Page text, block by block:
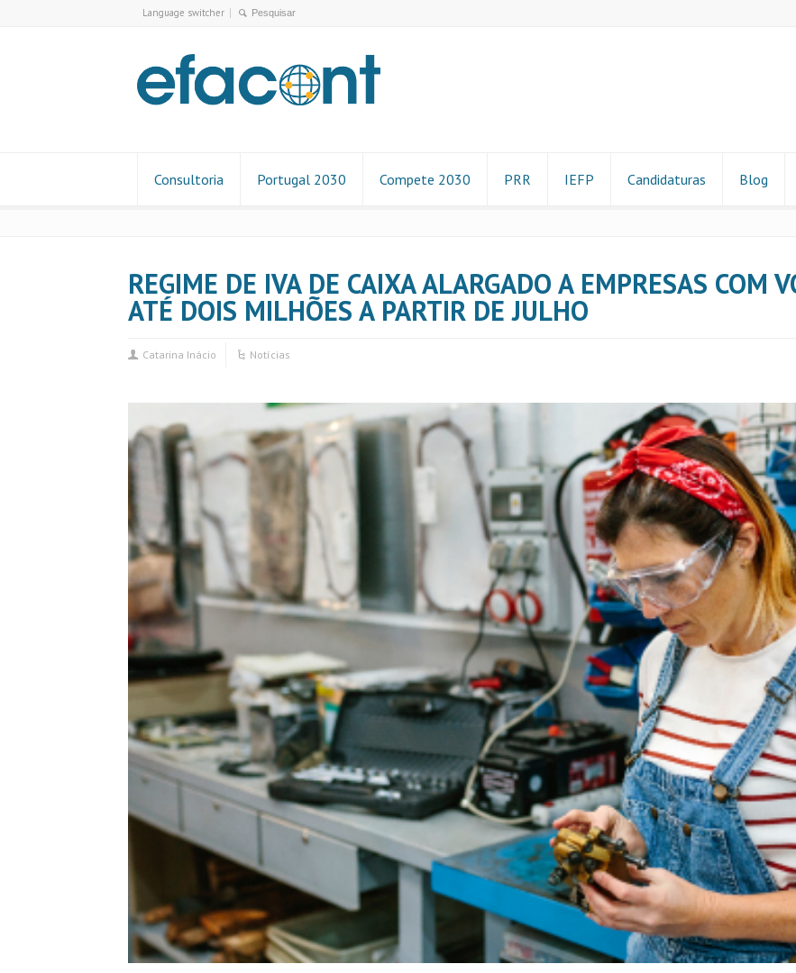
Language switcher
Consultoria Portugal 2030 Compete 2030 PRR IEFP Candidaturas Blog
REGIME DE IVA DE CAIXA ALARGADO A EMPRESAS COM
ATÉ DOIS MILHÕES A PARTIR DE JULHO
Catarina Inácio Notícias